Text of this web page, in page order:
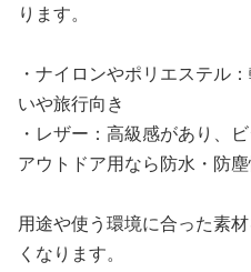
ります。
・ナイロンやポリエステル
いや旅行向き
・レザー：高級感があり、
アウトドア用なら防水・防
用途や使う環境に合った素
くなります。